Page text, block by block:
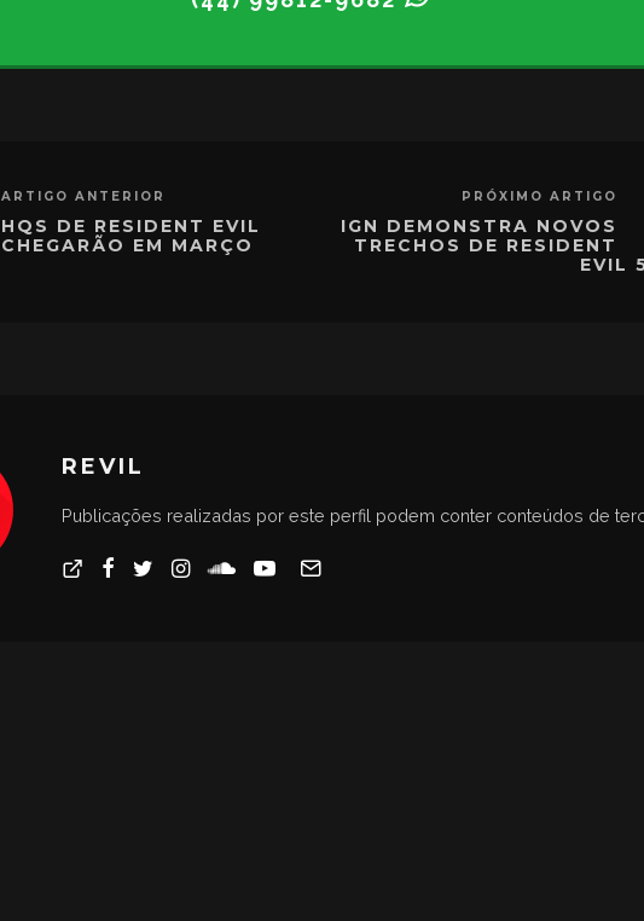
ARTIGO ANTERIOR
HQS DE RESIDENT EVIL
CHEGARÃO EM MARÇO
PRÓXIMO ARTIGO
IGN DEMONSTRA NOVOS
TRECHOS DE RESIDENT
EVIL
REVIL
Publicações realizadas por este perfil podem conter conteúdos de